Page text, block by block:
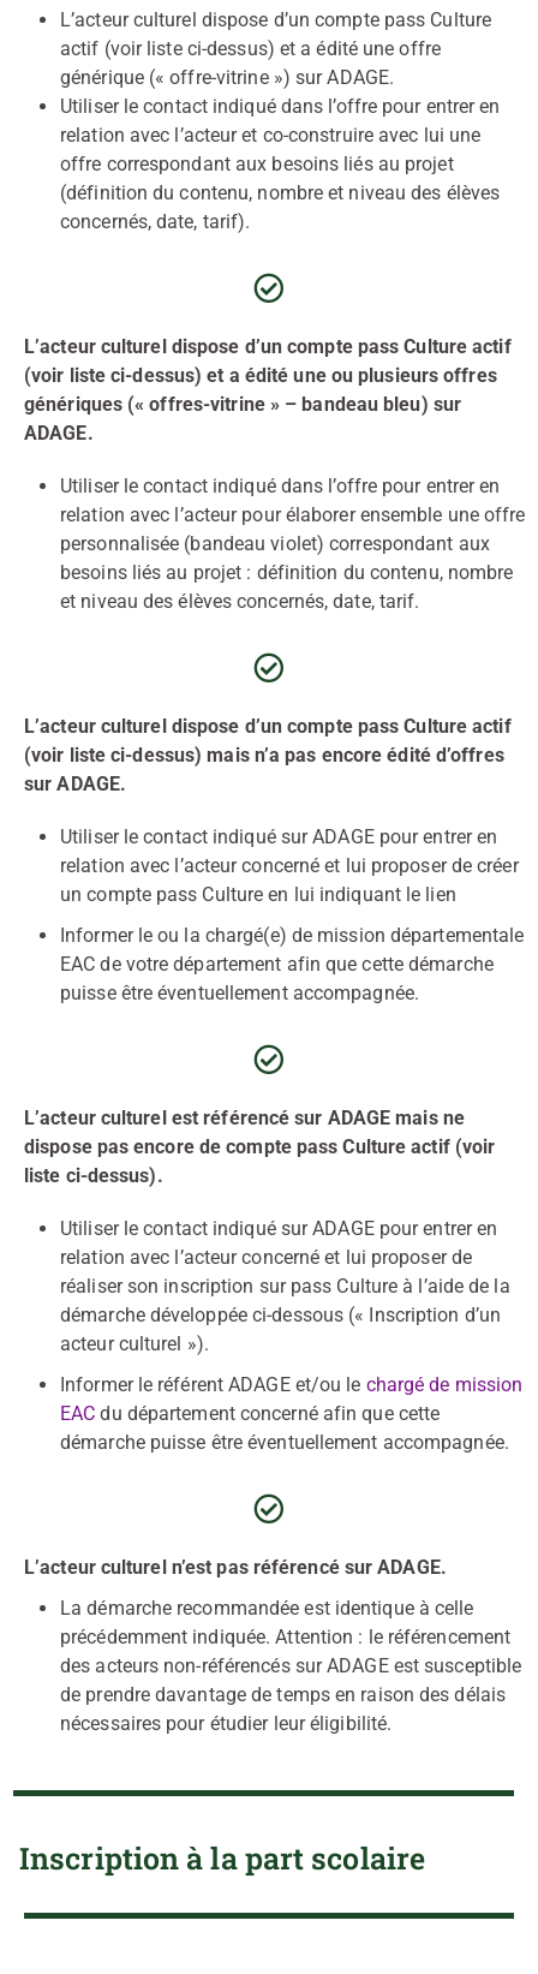
L’acteur culturel dispose d’un compte pass Culture
actif (voir liste ci-dessus) et a édité une offre
générique (« offre-vitrine ») sur ADAGE.
Utiliser le contact indiqué dans l’offre pour entrer en
relation avec l’acteur et co-construire avec lui une
offre correspondant aux besoins liés au projet
(définition du contenu, nombre et niveau des élèves
concernés, date, tarif).
L’acteur culturel dispose d’un compte pass Culture actif
(voir liste ci-dessus) et a édité une ou plusieurs offres
génériques (« offres-vitrine » – bandeau bleu) sur
ADAGE.
Utiliser le contact indiqué dans l’offre pour entrer en
relation avec l’acteur pour élaborer ensemble une offre
personnalisée (bandeau violet) correspondant aux
besoins liés au projet : définition du contenu, nombre
et niveau des élèves concernés, date, tarif.
L’acteur culturel dispose d’un compte pass Culture actif
(voir liste ci-dessus) mais n’a pas encore édité d’offres
sur ADAGE.
Utiliser le contact indiqué sur ADAGE pour entrer en
relation avec l’acteur concerné et lui proposer de créer
un compte pass Culture en lui indiquant le lien
Informer le ou la chargé(e) de mission départementale
EAC de votre département afin que cette démarche
puisse être éventuellement accompagnée.
L’acteur culturel est référencé sur ADAGE mais ne
dispose pas encore de compte pass Culture actif (voir
liste ci-dessus).
Utiliser le contact indiqué sur ADAGE pour entrer en
relation avec l’acteur concerné et lui proposer de
réaliser son inscription sur pass Culture à l’aide de la
démarche développée ci-dessous (« Inscription d’un
acteur culturel »).
Informer le référent ADAGE et/ou le chargé de mission
EAC du département concerné afin que cette
démarche puisse être éventuellement accompagnée.
L’acteur culturel n’est pas référencé sur ADAGE.
La démarche recommandée est identique à celle
précédemment indiquée. Attention : le référencement
des acteurs non-référencés sur ADAGE est susceptible
de prendre davantage de temps en raison des délais
nécessaires pour étudier leur éligibilité.
Inscription à la part scolaire